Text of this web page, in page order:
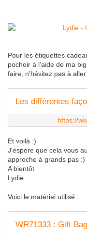
Pour les étiquettes
pochoir à l'aide de ma
faire, n'hésitez pas à
https://
Et voilà :)
J'espère que cela vous
approche à grands pas :)
A bientôt
Lydie
Voici le matériel utilisé :
WR71333 : Gift